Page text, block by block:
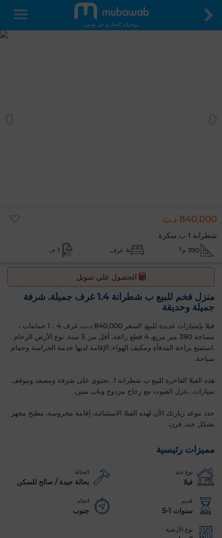
موقعكم العقاري في تونس
840,000 د.ت
شطرانة 1 ب سكرة
390 م² 4 غرف 1 حـ
الحصول على تمويل
منزل فخم للبيع ب شطرانة 1.4 غرف جميلة. شرفة
جميلة وحديقة
فيلا بإمتيازات عديدة للبيع. السعر 840,000 د.ت. غرف 4 ، 1 حمامات ،
مساحة 390 متر مربع. 4 قطع رائعة. أقل من 5 سنة. نوع الأرض الرخام .
.استمتع براحة المدفأة ومكيف الهواء. الإقامة لديها خدمة الحراسة وحمام
سباحة.
هذه الفيلا الفاخرة للبيع ب شطرانة 1. .تحتوي على شرفة ومصعد وموقف
سيارات. .عزل الصوت مع زجاج مزدوج وباب متين.
حدد موعد زيارتك الآن لهذه الفيلا الاستثنائية. إقامة محروسة. مطبخ مجهز
بشكل جيد. فرن.
مميزات رئيسية
نوع جيد
فيلا
الحالة
بحالة جيدة / صالح للسكن
قديم
سنوات 1-5
اتجاه
جنوب
نوع الأرضية